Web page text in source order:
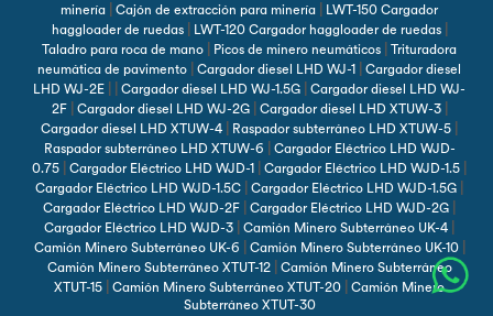
minería
Cajón de extracción para minería
LWT-150 Cargador
haggloader de ruedas| LWT-120 Cargador haggloader de ruedas|
Taladro para roca de mano Picos de minero neumáticos
Trituradora
neumática de pavimento
Cargador diesel LHD WJ-1
Cargador diesel
LHD WJ-2E
Cargador diesel LHD WJ-1.5G
Cargador diesel LHD WJ-
2F| Cargador diesel LHD WJ-2G| Cargador diesel LHD XTUW-3|
Cargador diesel LHD XTUW-4 Raspador subterráneo LHD XTUW-5
Raspador subterráneo LHD XTUW-6
Cargador Eléctrico LHD WJD-
0.75
Cargador Eléctrico LHD WJD-1 Cargador Eléctrico LHD WJD-1.5
Cargador Eléctrico LHD WJD-1.5C Cargador Eléctrico LHD WJD-1.5G
Cargador Eléctrico LHD WJD-2F Cargador Eléctrico LHD WJD-2G
Cargador Eléctrico LHD WJD-3 Camión Minero Subterráneo UK-4
Camión Minero Subterráneo UK-6 Camión Minero Subterráneo UK-10|
Camión Minero Subterráneo XTUT-12|
Camión Minero Subterráneo
XTUT-15
Camión Minero Subterráneo XTUT-20
Camión Minero
Subterráneo XTUT-30